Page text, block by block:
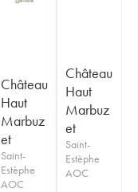
Château
Haut
Marbuz
et
Saint-
Estèphe
AOC
Château
Haut
Marbuz
et
Saint-
Estèphe
AOC